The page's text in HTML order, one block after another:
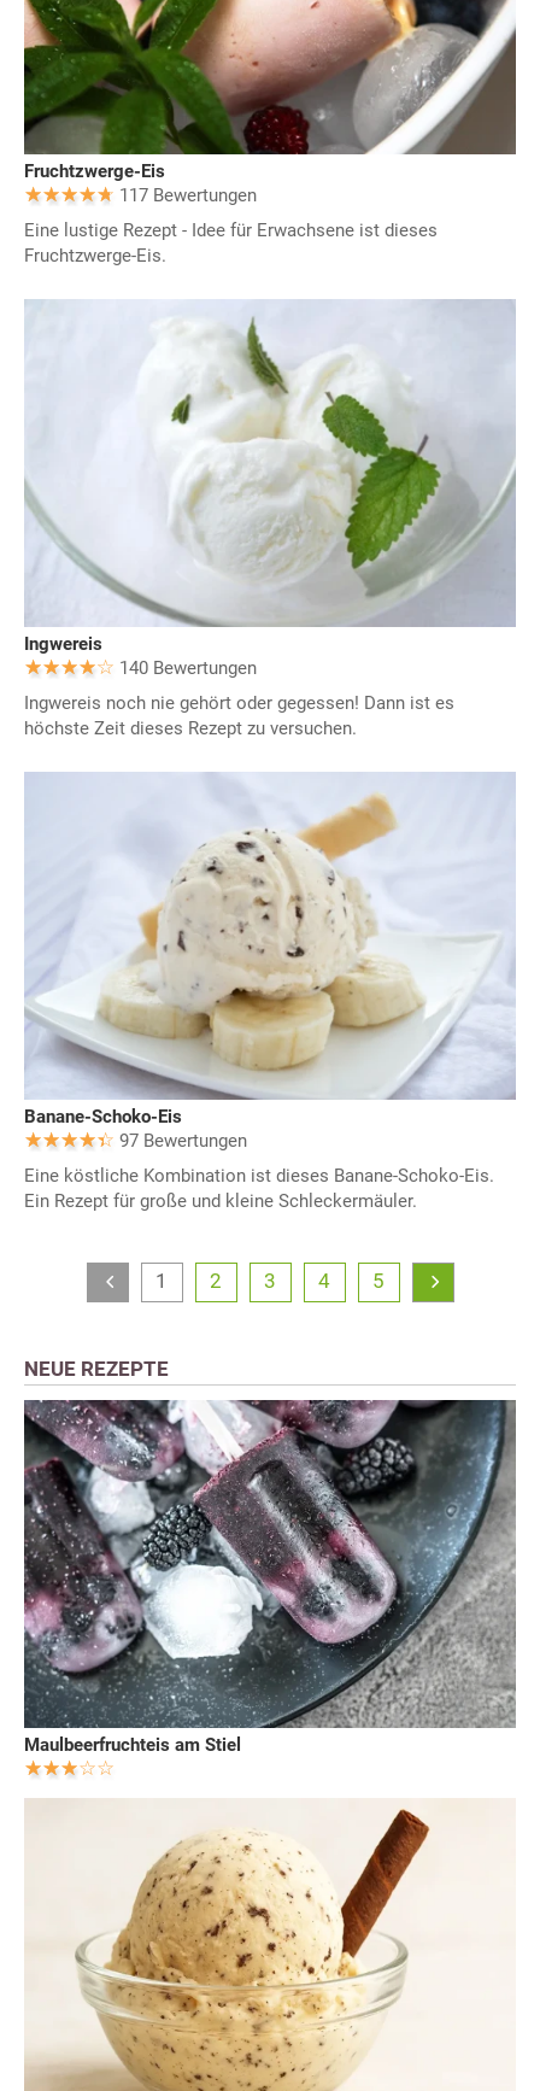
Fruchtzwerge-Eis
117 Bewertungen
Eine lustige Rezept - Idee für Erwachsene ist dieses
Fruchtzwerge-Eis.
Ingwereis
140 Bewertungen
Ingwereis noch nie gehört oder gegessen! Dann ist es
höchste Zeit dieses Rezept zu versuchen.
Banane-Schoko-Eis
97 Bewertungen
Eine köstliche Kombination ist dieses Banane-Schoko-Eis.
Ein Rezept für große und kleine Schleckermäuler.
1 2 3 4 5
NEUE REZEPTE
Maulbeerfruchteis am Stiel